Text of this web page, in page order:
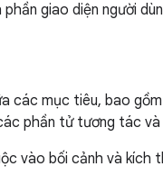
giao diện người
các mục tiêu, bao
phần tử tương tác
vào bối cảnh và kích